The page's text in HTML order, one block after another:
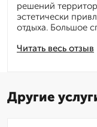
Читать весь отзыв
решений
эстетически
отдыха. Большое
Другие